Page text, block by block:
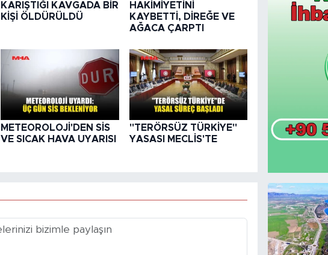
KARIŞTIĞI KAVGADA BİR
KİŞİ ÖLDÜRÜLDÜ
HAKİMİYETİNİ
KAYBETTİ, DİREĞE VE
AĞACA ÇARPTI
METEOROLOJİ'DEN SİS
VE SICAK HAVA UYARISI
"TERÖRSÜZ TÜRKİYE"
YASASI MECLİS'TE